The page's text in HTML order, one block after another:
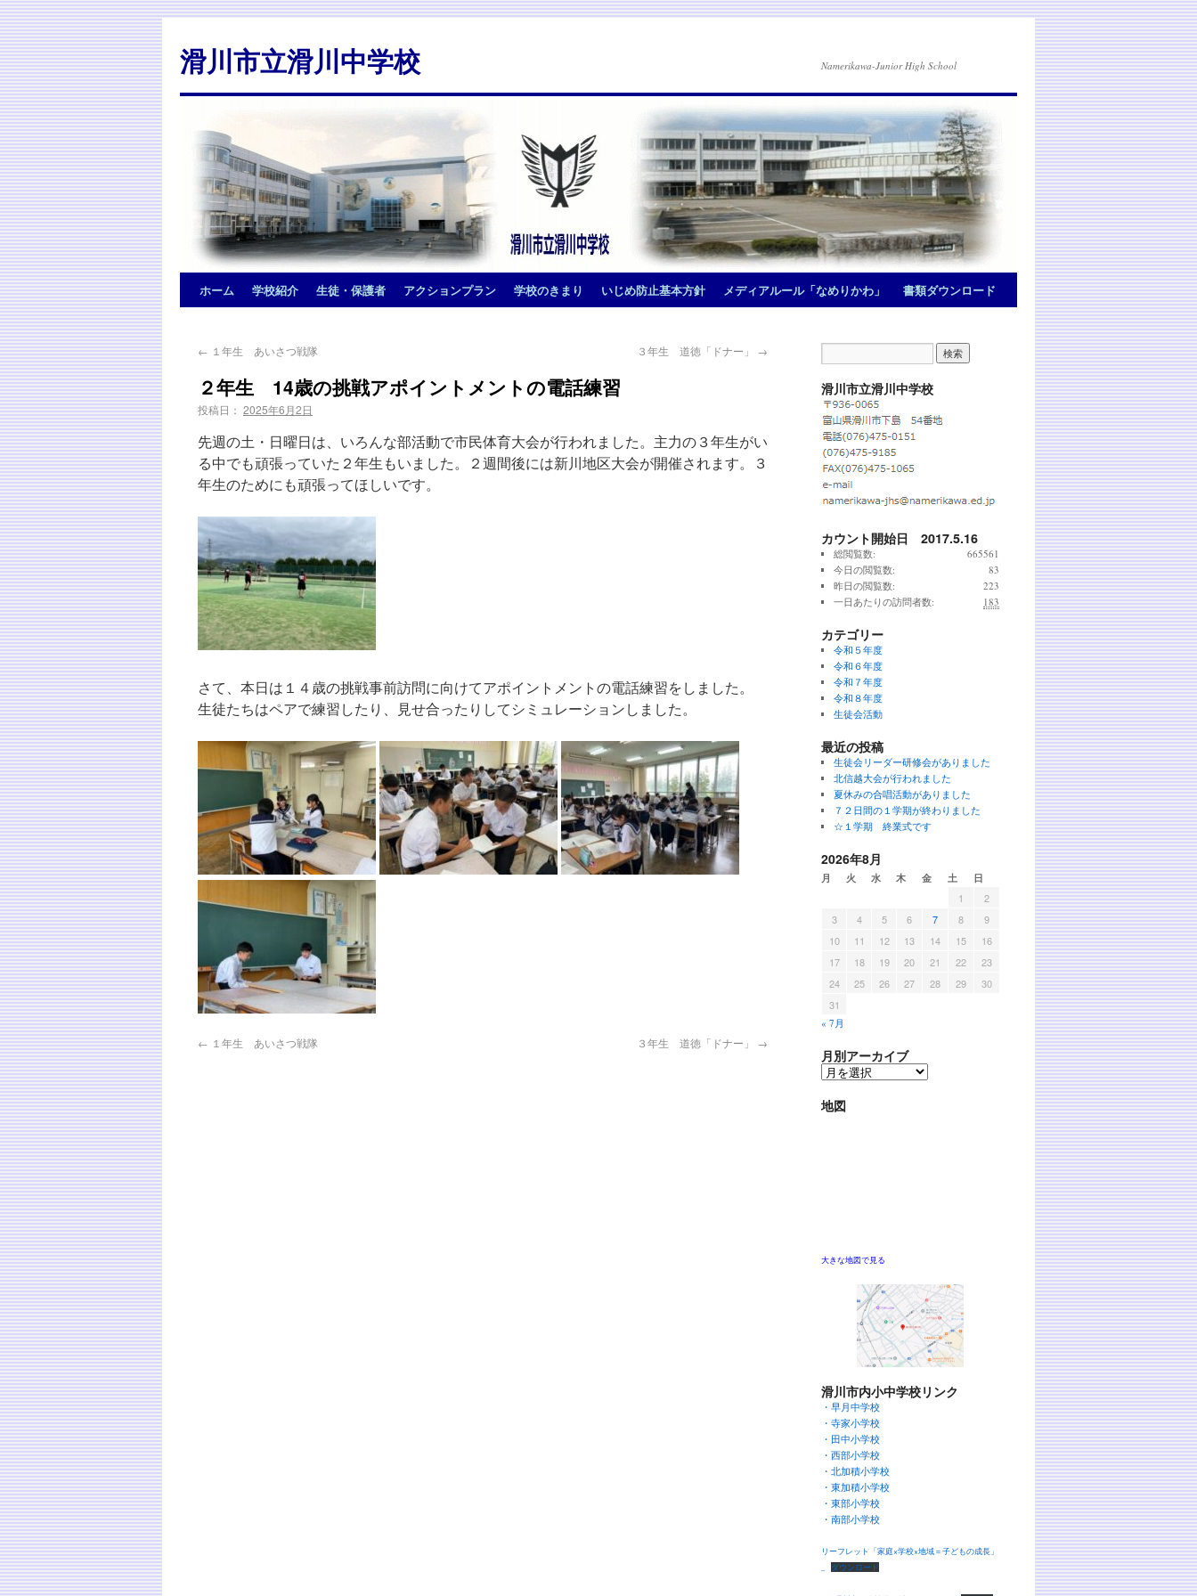
滑川市立滑川中学校 Namerikawa-Junior High School
ホーム 学校紹介 生徒・保護者 アクションプラン 学校のきまり いじめ防止基本方針 メディアルール「なめりかわ」 書類ダウンロード
← １年生 あいさつ戦隊 ３年生 道徳「ドナー」 →
２年生 14歳の挑戦アポイントメントの電話練習
投稿日： 2025年6月2日
先週の土・日曜日は、いろんな部活動で市民体育大会が行われました。主力の３年生がい
る中でも頑張っていた２年生もいました。２週間後には新川地区大会が開催されます。３
年生のためにも頑張ってほしいです。
さて、本日は１４歳の挑戦事前訪問に向けてアポイントメントの電話練習をしました。
生徒たちはペアで練習したり、見せ合ったりしてシミュレーションしました。
← １年生 あいさつ戦隊 ３年生 道徳「ドナー」 →
滑川市立滑川中学校
カウント開始日 2017.5.16
665561
総閲覧数:
83
今日の閲覧数:
223
昨日の閲覧数:
183
一日あたりの訪問者数:
カテゴリー
令和５年度
令和６年度
令和７年度
令和８年度
生徒会活動
最近の投稿
生徒会リーダー研修会がありました
北信越大会が行われました
夏休みの合唱活動がありました
７２日間の１学期が終わりました
☆１学期 終業式です
2026年8月
月 火 水 木 金 土 日
1
2
3
4 5 6 7 8
9
10
11 12 13 14 15
16
17
18 19 20 21 22
23
24
25 26 27 28 29
30
31
« 7月
月別アーカイブ
地図
大きな地図で見る
滑川市内小中学校リンク
・早月中学校
・寺家小学校
・田中小学校
・西部小学校
・北加積小学校
・東加積小学校
・東部小学校
・南部小学校
リーフレット「家庭×学校×地域＝子どもの成長」
ダウンロード